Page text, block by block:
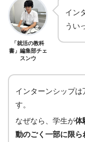
「就活の教科
書」編集部チェ
スンウ
イン
うい
インターンシップは
す。
なぜなら、学生が体
動のごく一部に限ら